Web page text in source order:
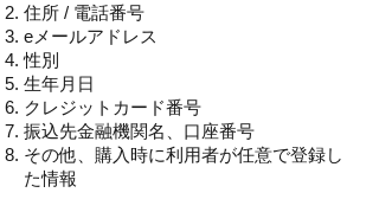
住所 / 電話番号
eメールアドレス
性別
生年月日
クレジットカード番号
振込先金融機関名、口座番号
その他、購入時に利用者が任意で登録し
た情報